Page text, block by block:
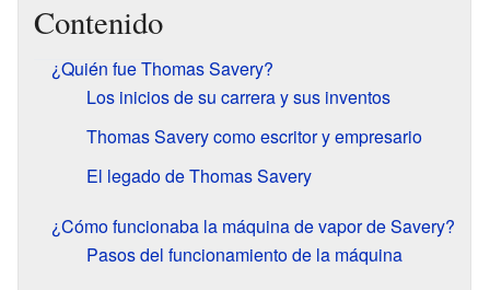
Contenido
¿Quién fue Thomas Savery?
Los inicios de su carrera y sus inventos
Thomas Savery como escritor y empresario
El legado de Thomas Savery
¿Cómo funcionaba la máquina de vapor de Savery?
Pasos del funcionamiento de la máquina